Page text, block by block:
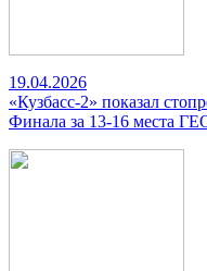
19.04.2026
«Кузбасс-2» показал
Финала за 13-16 места